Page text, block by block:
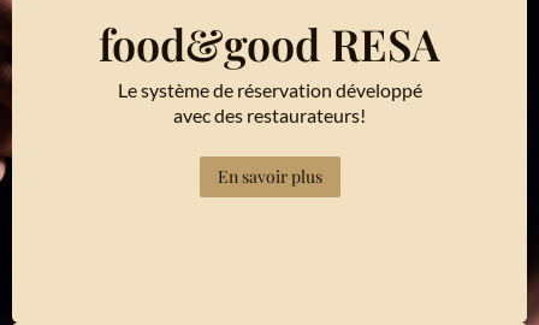
food&good RESA
Le système de réservation développé
avec des restaurateurs!
En savoir plus